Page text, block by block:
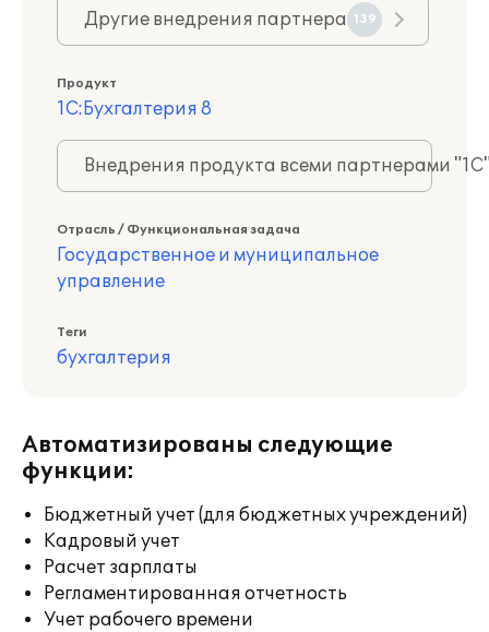
Другие внедрения партнера 139
Продукт
1С:Бухгалтерия 8
Внедрения продукта всеми партнерами
Отрасль / Функциональная задача
Государственное и муниципальное
управление
Теги
бухгалтерия
Автоматизированы следующие
функции:
Бюджетный учет (для бюджетных учреждений)
Кадровый учет
Расчет зарплаты
Регламентированная отчетность
Учет рабочего времени